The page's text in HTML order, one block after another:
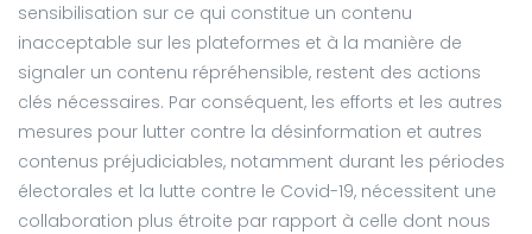
sensibilisation sur ce qui constitue un contenu
inacceptable sur les plateformes et à la manière de
signaler un contenu répréhensible, restent des actions
clés nécessaires. Par conséquent, les efforts et les autres
mesures pour lutter contre la désinformation et autres
contenus préjudiciables, notamment durant les périodes
électorales et la lutte contre le Covid-19, nécessitent une
collaboration plus étroite par rapport à celle dont nous